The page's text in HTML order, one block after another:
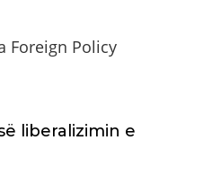
Foreign Policy
liberalizimin e